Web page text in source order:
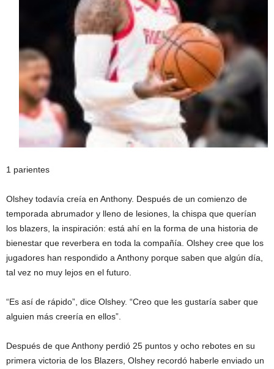
1 parientes
Olshey todavía creía en Anthony. Después de un comienzo de
temporada abrumador y lleno de lesiones, la chispa que querían
los blazers, la inspiración: está ahí en la forma de una historia de
bienestar que reverbera en toda la compañía. Olshey cree que los
jugadores han respondido a Anthony porque saben que algún día,
tal vez no muy lejos en el futuro.
“Es así de rápido”, dice Olshey. “Creo que les gustaría saber que
alguien más creería en ellos”.
Después de que Anthony perdió 25 puntos y ocho rebotes en su
primera victoria de los Blazers, Olshey recordó haberle enviado un